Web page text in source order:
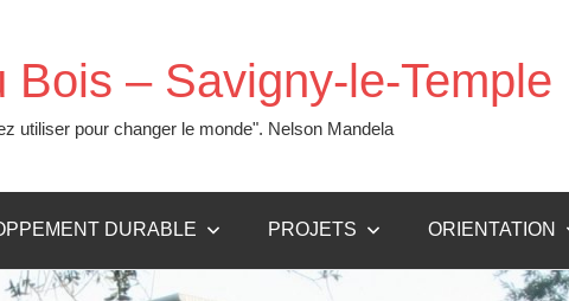
– Savigny-le-Temple
utiliser pour changer le monde". Nelson Mandela
DURABLE PROJETS ORIENTATION